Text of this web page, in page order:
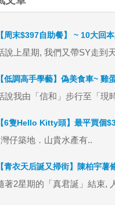
【周末$397自助餐】 ~ 10大回
說上星期, 我們又帶SY走到
【低調高手學藝】偽美食車~ 雞
說我由「信和」步行至「現
【6隻Hello Kitty頭】最平買個
灣仔築地．山貴水產有..
【青衣天后誕又掃街】陳柏宇
著2星期的「真君誕」結束,